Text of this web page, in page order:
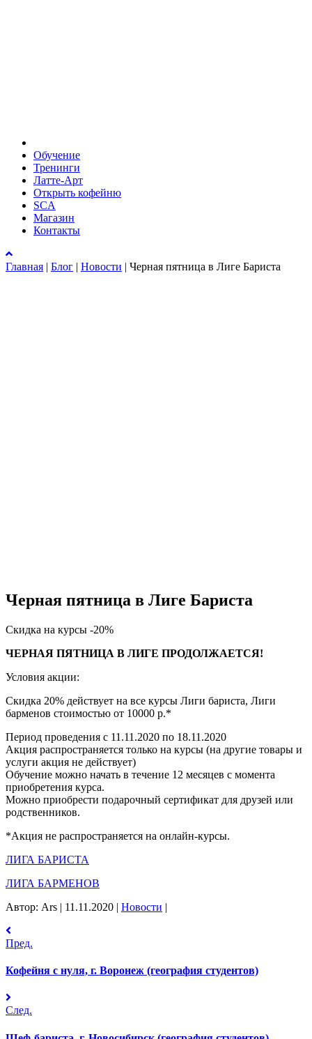
Обучение
Тренинги
Латте-Арт
Открыть кофейню
SCA
Магазин
Контакты
Главная | Блог | Новости | Черная пятница в Лиге Бариста
Черная пятница в Лиге Бариста
Скидка на курсы -20%
ЧЕРНАЯ ПЯТНИЦА В ЛИГЕ ПРОДОЛЖАЕТСЯ!
Условия акции:
Скидка 20% действует на все курсы Лиги бариста, Лиги
барменов стоимостью от 10000 р.*
Период проведения с 11.11.2020 по 18.11.2020
Акция распространяется только на курсы (на другие товары и
услуги акция не действует)
Обучение можно начать в течение 12 месяцев с момента
приобретения курса.
Можно приобрести подарочный сертификат для друзей или
родственников.
*Акция не распространяется на онлайн-курсы.
ЛИГА БАРИСТА
ЛИГА БАРМЕНОВ
Автор: Ars | 11.11.2020 | Новости |
Пред.
Кофейня с нуля, г. Воронеж (география студентов)
След.